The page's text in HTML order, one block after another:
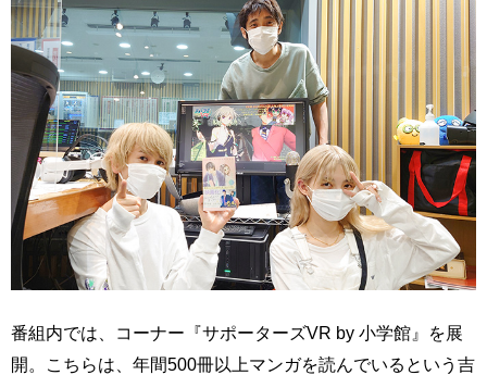
番組内では、コーナー『サポーターズVR by 小学館』を展
開。こちらは、年間500冊以上マンガを読んでいるという吉